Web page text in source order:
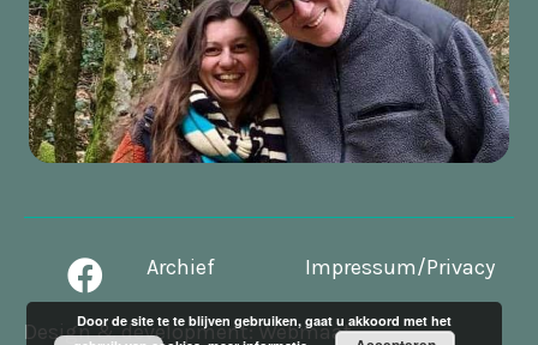
Archief Impressum/Privacy
Design & development:Webmaat
Door de site te te blijven gebruiken, gaat u akkoord met het